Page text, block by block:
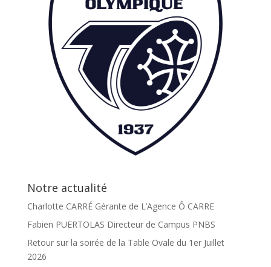
Notre actualité
Charlotte CARRÉ Gérante de L’Agence Ô CARRE
Fabien PUERTOLAS Directeur de Campus PNBS
Retour sur la soirée de la Table Ovale du 1er Juillet
2026